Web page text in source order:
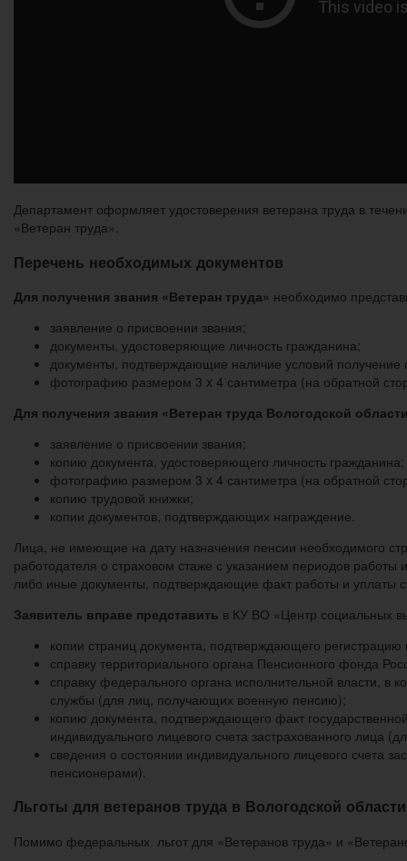
Департамент оформляет удостоверения ветерана труда в
«Ветеран труда».
Перечень необходимых документов
Для получения звания «Ветеран труда» необходимо
заявление о присвоении звания;
документы, удостоверяющие личность гражданина;
документы, подтверждающие наличие условий получение
фотографию размером 3 x 4 сантиметра (на обратной
Для получения звания «Ветеран труда Вологодской
заявление о присвоении звания;
копию документа, удостоверяющего личность гражданина;
фотографию размером 3 x 4 сантиметра (на обратной
копию трудовой книжки;
копии документов, подтверждающих награждение.
Лица, не имеющие на дату назначения пенсии необходимого
работодателя о страховом стаже с указанием периодов
либо иные документы, подтверждающие факт работы и уплаты
Заявитель вправе представить в КУ ВО «Центр социальных
копии страниц документа, подтверждающего регистрацию
справку территориального органа Пенсионного фонда
справку федерального органа исполнительной власти,
службы (для лиц, получающих военную пенсию);
копию документа, подтверждающего факт
индивидуального лицевого счета застрахованного лица
сведения о состоянии индивидуального лицевого счета
пенсионерами).
Льготы для ветеранов труда в Вологодской области
Помимо федеральных льгот для «Ветеранов труда» и